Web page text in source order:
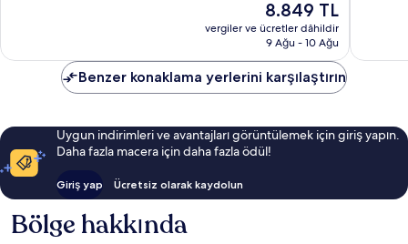
Güncel
fiyat:
8.849 TL
8.849 TL
vergiler ve ücretler dâhildir
9 Ağu - 10 Ağu
Benzer konaklama yerlerini karşılaştırın
Uygun indirimleri ve avantajları görüntülemek için giriş yapın.
Daha fazla macera için daha fazla ödül!
Giriş yap Ücretsiz olarak kaydolun
Bölge hakkında